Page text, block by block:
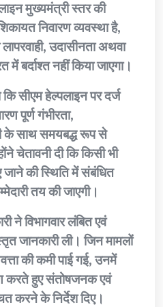
मुख्यमंत्री स्तर की
निवारण व्यवस्था है,
उदासीनता अथवा
बर्दाश्त नहीं किया जाएगा।
कि सीएम हेल्पलाइन पर दर्ज
पूर्ण गंभीरता,
के साथ समयबद्ध रूप से
चेतावनी दी कि किसी भी
की स्थिति में संबंधित
तय की जाएगी।
ने विभागवार लंबित एवं
जानकारी ली। जिन मामलों
की कमी पाई गई, उनमें
करते हुए संतोषजनक एवं
करने के निर्देश दिए।